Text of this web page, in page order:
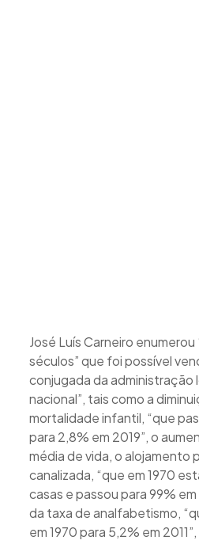
José Luís Carneiro
séculos” que foi possível
conjugada da administração
nacional”, tais como a
mortalidade infantil, “que
para 2,8% em 2019”, o
média de vida, o alojamento
canalizada, “que em 1970
casas e passou para 99%
da taxa de analfabetismo,
em 1970 para 5,2% em